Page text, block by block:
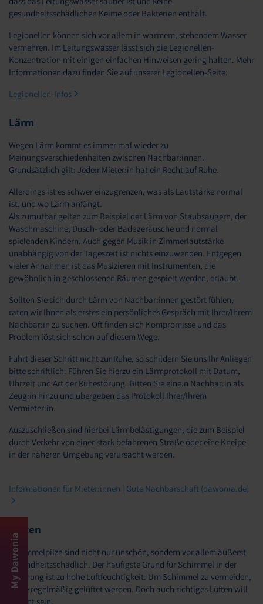
My Dawonia
gesundheitsschädlichen Keime oder Bakterien enthält.
Legionellen können sich vor allem in warmem, stehendem Wasser
vermehren. Im Leitungswasser lässt sich die Legionellen-
Konzentration mit einigen einfachen Hinweisen gering halten. Mehr
Informationen dazu finden Sie auf unserer Legionellen-Seite:
Legionellen-Infos
Lärm
Wegen Lärm kommt es immer mal wieder zu
Meinungsverschiedenheiten zwischen Nachbar:innen.
Grundsätzlich gilt: Jede:r Mieter:in hat ein Recht auf Ruhe.
Allerdings ist es schwer einzugrenzen, was als Lautstärke normal
ist, und wo Lärm anfängt.
Als zumutbar gelten zum Beispiel der Lärm von Staubsaugern, der
Waschmaschine, Dusch- oder Badegeräusche und normal
spielenden Kindern. Auch gegen Musik in Zimmerlautstärke
unabhängig von der Tageszeit ist nichts einzuwenden. Entgegen
vieler Annahmen ist das Musizieren mit Instrumenten, die
gewöhnlich in geschlossenen Räumen gespielt werden, erlaubt.
Sollten Sie sich durch Lärm von Nachbar:innen gestört fühlen,
raten wir Ihnen als erstes ein persönliches Gespräch mit Ihrer/Ihrem
Nachbar:in zu suchen. Oft finden sich Kompromisse und das
Problem löst sich schon auf diesem Wege.
Führt dieser Schritt nicht zur Ruhe, so schildern Sie uns Ihr Anliegen
bitte schriftlich. Führen Sie hierzu ein Lärmprotokoll mit Datum,
Uhrzeit und Art der Ruhestörung. Bitten Sie eine:n Nachbar:in als
Zeug:in hinzu und übergeben das Protokoll Ihrer/Ihrem
Vermieter:in.
Auszuschließen sind hierbei Lärmbelästigungen, die zum Beispiel
durch Verkehr von einer stark befahrenen Straße oder eine Kneipe
in der näheren Umgebung verursacht werden.
Informationen für Mieter:innen | Gute Nachbarschaft (dawonia.de)
Lüften
Schimmelpilze sind nicht nur unschön, sondern vor allem äußerst
gesundheitsschädlich. Der häufigste Grund für Schimmel in der
Wohnung ist zu hohe Luftfeuchtigkeit. Um Schimmel zu vermeiden,
sollte regelmäßig gelüftet werden. Doch auch richtiges Lüften will
gelernt sein.